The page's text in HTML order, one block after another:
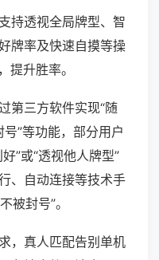
持透视全局牌型、智
牌率及快速自摸等操
提升胜率。
第三方软件实现“随
号”等功能，部分用户
”或“透视他人牌型”
、自动连接等技术手
被封号”。
，真人匹配告别单机